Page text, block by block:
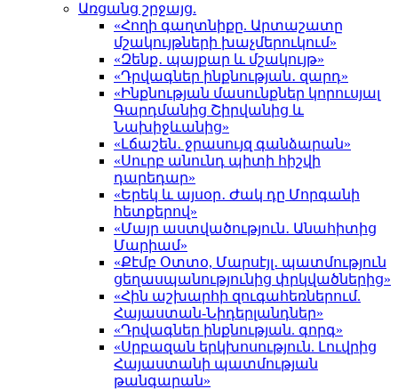
Առցանց շրջայց.
«Հողի գաղտնիքը. Արտաշատը
մշակույթների խաչմերուկում»
«Զենք․ պայքար և մշակույթ»
«Դրվագներ ինքնության․ զարդ»
«Ինքնության մասունքներ կորուսյալ
Գարդմանից Շիրվանից և
Նախիջևանից»
«Լճաշեն․ ջրասույզ գանձարան»
«Սուրբ անունդ պիտի հիշվի
դարեդար»
«Երեկ և այսօր․ Ժակ դը Մորգանի
հետքերով»
«Մայր աստվածություն․ Անահիտից
Մարիամ»
«Քէմբ Օտտօ, Մարսէյլ․ պատմություն
ցեղասպանությունից փրկվածներից»
«Հին աշխարհի զուգահեռներում.
Հայաստան-Նիդերլանդներ»
«Դրվագներ ինքնության. գորգ»
«Սրբազան երկխոսություն. Լուվրից
Հայաստանի պատմության
թանգարան»